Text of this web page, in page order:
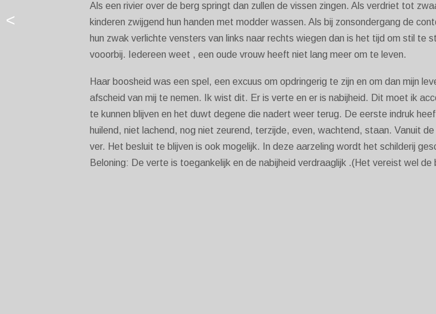
<
Als een rivier over de berg springt dan zullen de vissen zingen. Als verdriet tot
kinderen zwijgend hun handen met modder wassen. Als bij zonsondergang de
hun zwak verlichte vensters van links naar rechts wiegen dan is het tijd om stil te
vooorbij. Iedereen weet , een oude vrouw heeft niet lang meer om te leven.
Haar boosheid was een spel, een excuus om opdringerig te zijn en om dan mijn
afscheid van mij te nemen. Ik wist dit. Er is verte en er is nabijheid. Dit moet ik
te kunnen blijven en het duwt degene die nadert weer terug. De eerste indruk
huilend, niet lachend, nog niet zeurend, terzijde, even, wachtend, staan. Vanuit
ver. Het besluit te blijven is ook mogelijk. In deze aarzeling wordt het schilderij
Beloning: De verte is toegankelijk en de nabijheid verdraaglijk .(Het vereist wel